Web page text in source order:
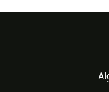
Gratis retourneren